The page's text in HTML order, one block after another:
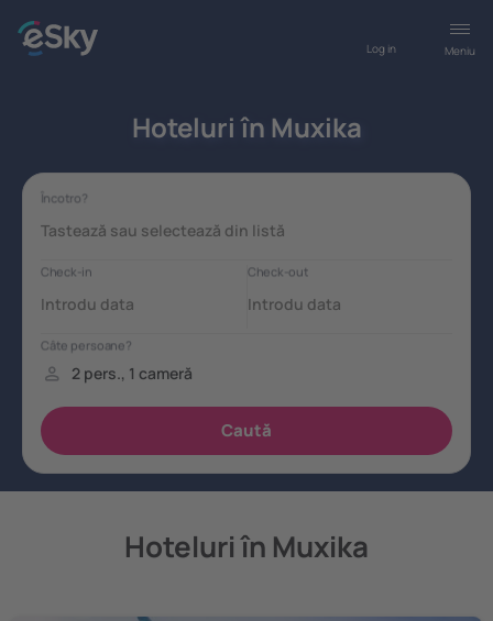
Meniu
Log in
Hoteluri în Muxika
Hoteluri în Muxika